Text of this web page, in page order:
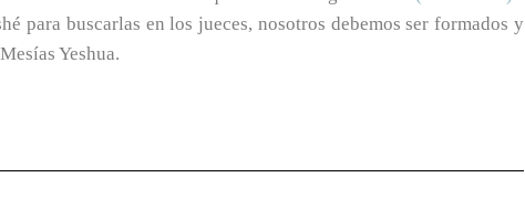
para buscarlas en los jueces, nosotros debemos ser formados y
Yeshua.